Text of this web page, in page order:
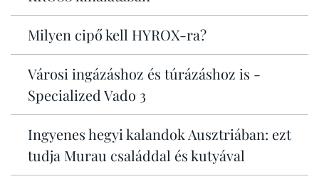
Milyen cipő kell HYROX-ra?
Városi ingázáshoz és túrázáshoz is -
Specialized Vado 3
Ingyenes hegyi kalandok Ausztriában: ezt
tudja Murau családdal és kutyával